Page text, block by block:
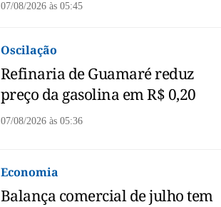
07/08/2026 às05:45
Oscilação
Refinaria de Guamaré reduz
preço da gasolina em R$ 0,20
07/08/2026 às05:36
Economia
Balança comercial de julho tem